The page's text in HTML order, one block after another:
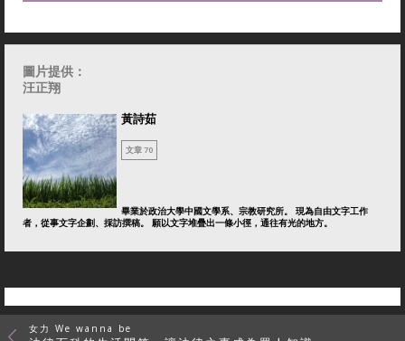
圖片提供：
汪正翔
黃詩茹
文章 70
畢業於政治大學中國文學系、宗教研究所。 現為自由文字工作
者，從事文字企劃、採訪撰稿。 願以文字堆疊出一條小徑，通往有光的地方。
女力 We wanna be